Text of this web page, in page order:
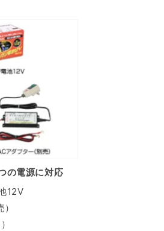
の電源に対応
12V